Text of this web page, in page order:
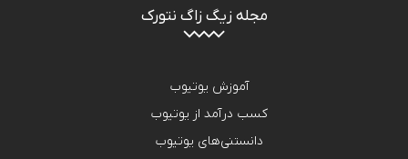
مجله زیگ زاگ نتورک
آموزش یوتیوب
کسب درآمد از یوتیوب
دانستنی‌های یوتیوب